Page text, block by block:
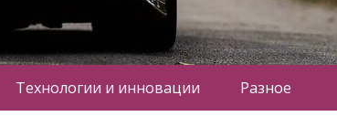
Технологии и инновации Разное